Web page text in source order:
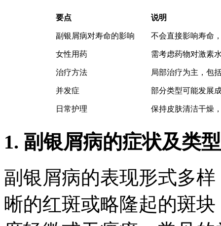
要点 说明
副银屑病对寿命的影响 不会直接影响寿命
女性用药 需考虑药物对激素
治疗方法 局部治疗为主，包
并发症 部分类型可能发展
日常护理 保持皮肤清洁干燥
1. 副银屑病的症状及类型
副银屑病的表现形式多
晰的红斑或略隆起的斑